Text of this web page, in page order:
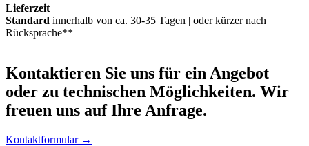
Lieferzeit
Standard innerhalb von ca. 30-35 Tagen | oder kürzer nach
Rücksprache**
Kontaktieren Sie uns für ein Angebot
oder zu technischen Möglichkeiten. Wir
freuen uns auf Ihre Anfrage.
Kontaktformular →